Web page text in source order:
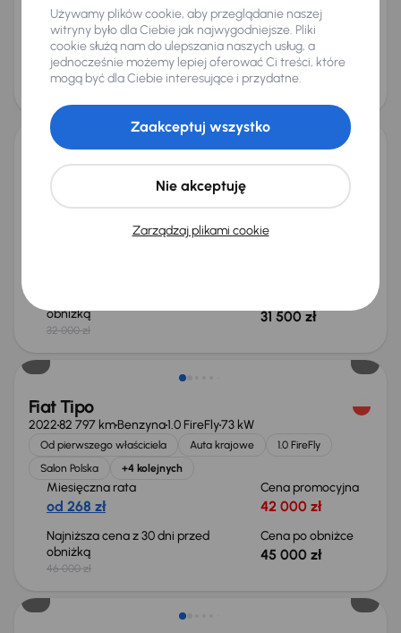
Miesięczna rata
od 149 zł
Cena promocyjna
24 000 zł
Najniższa cena z 30 dni przed
obniżką
Cena po obniżce
25 000 zł
Fiat Tipo
1.4 16V 70 kW
Książka serwisowa Auta krajowe 1.4 16V
Salon Polska
obniżką
32 000 zł
31 500 zł
Taniej o 1 000 zł
Fiat Tipo
202282 797 kmBenzyna1.0 FireFly73 kW
Od pierwszego właściciela Auta krajowe
1.0 FireFly
Salon Polska
+4 kolejnych
Miesięczna rata
od 268 zł
Cena promocyjna
42 000 zł
Najniższa cena z 30 dni przed
obniżką
46 000 zł
Cena po obniżce
45 000 zł
Używamy plików cookie, aby przeglądanie naszej
witryny było dla Ciebie jak najwygodniejsze. Pliki
cookie służą nam do ulepszania naszych usług, a
jednocześnie możemy lepiej oferować Ci treści, które
mogą być dla Ciebie interesujące i przydatne.
Zarządzaj plikami cookie
Nie akceptuję
Zaakceptuj wszystko